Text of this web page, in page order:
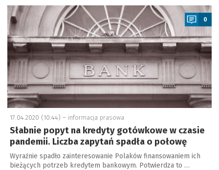
a
0
17.04.2020 (10:44) – informacja prasowa
Słabnie popyt na kredyty gotówkowe w czasie
pandemii. Liczba zapytań spadła o połowę
Wyraźnie spadło zainteresowanie Polaków finansowaniem ich
bieżących potrzeb kredytem bankowym. Potwierdza to …